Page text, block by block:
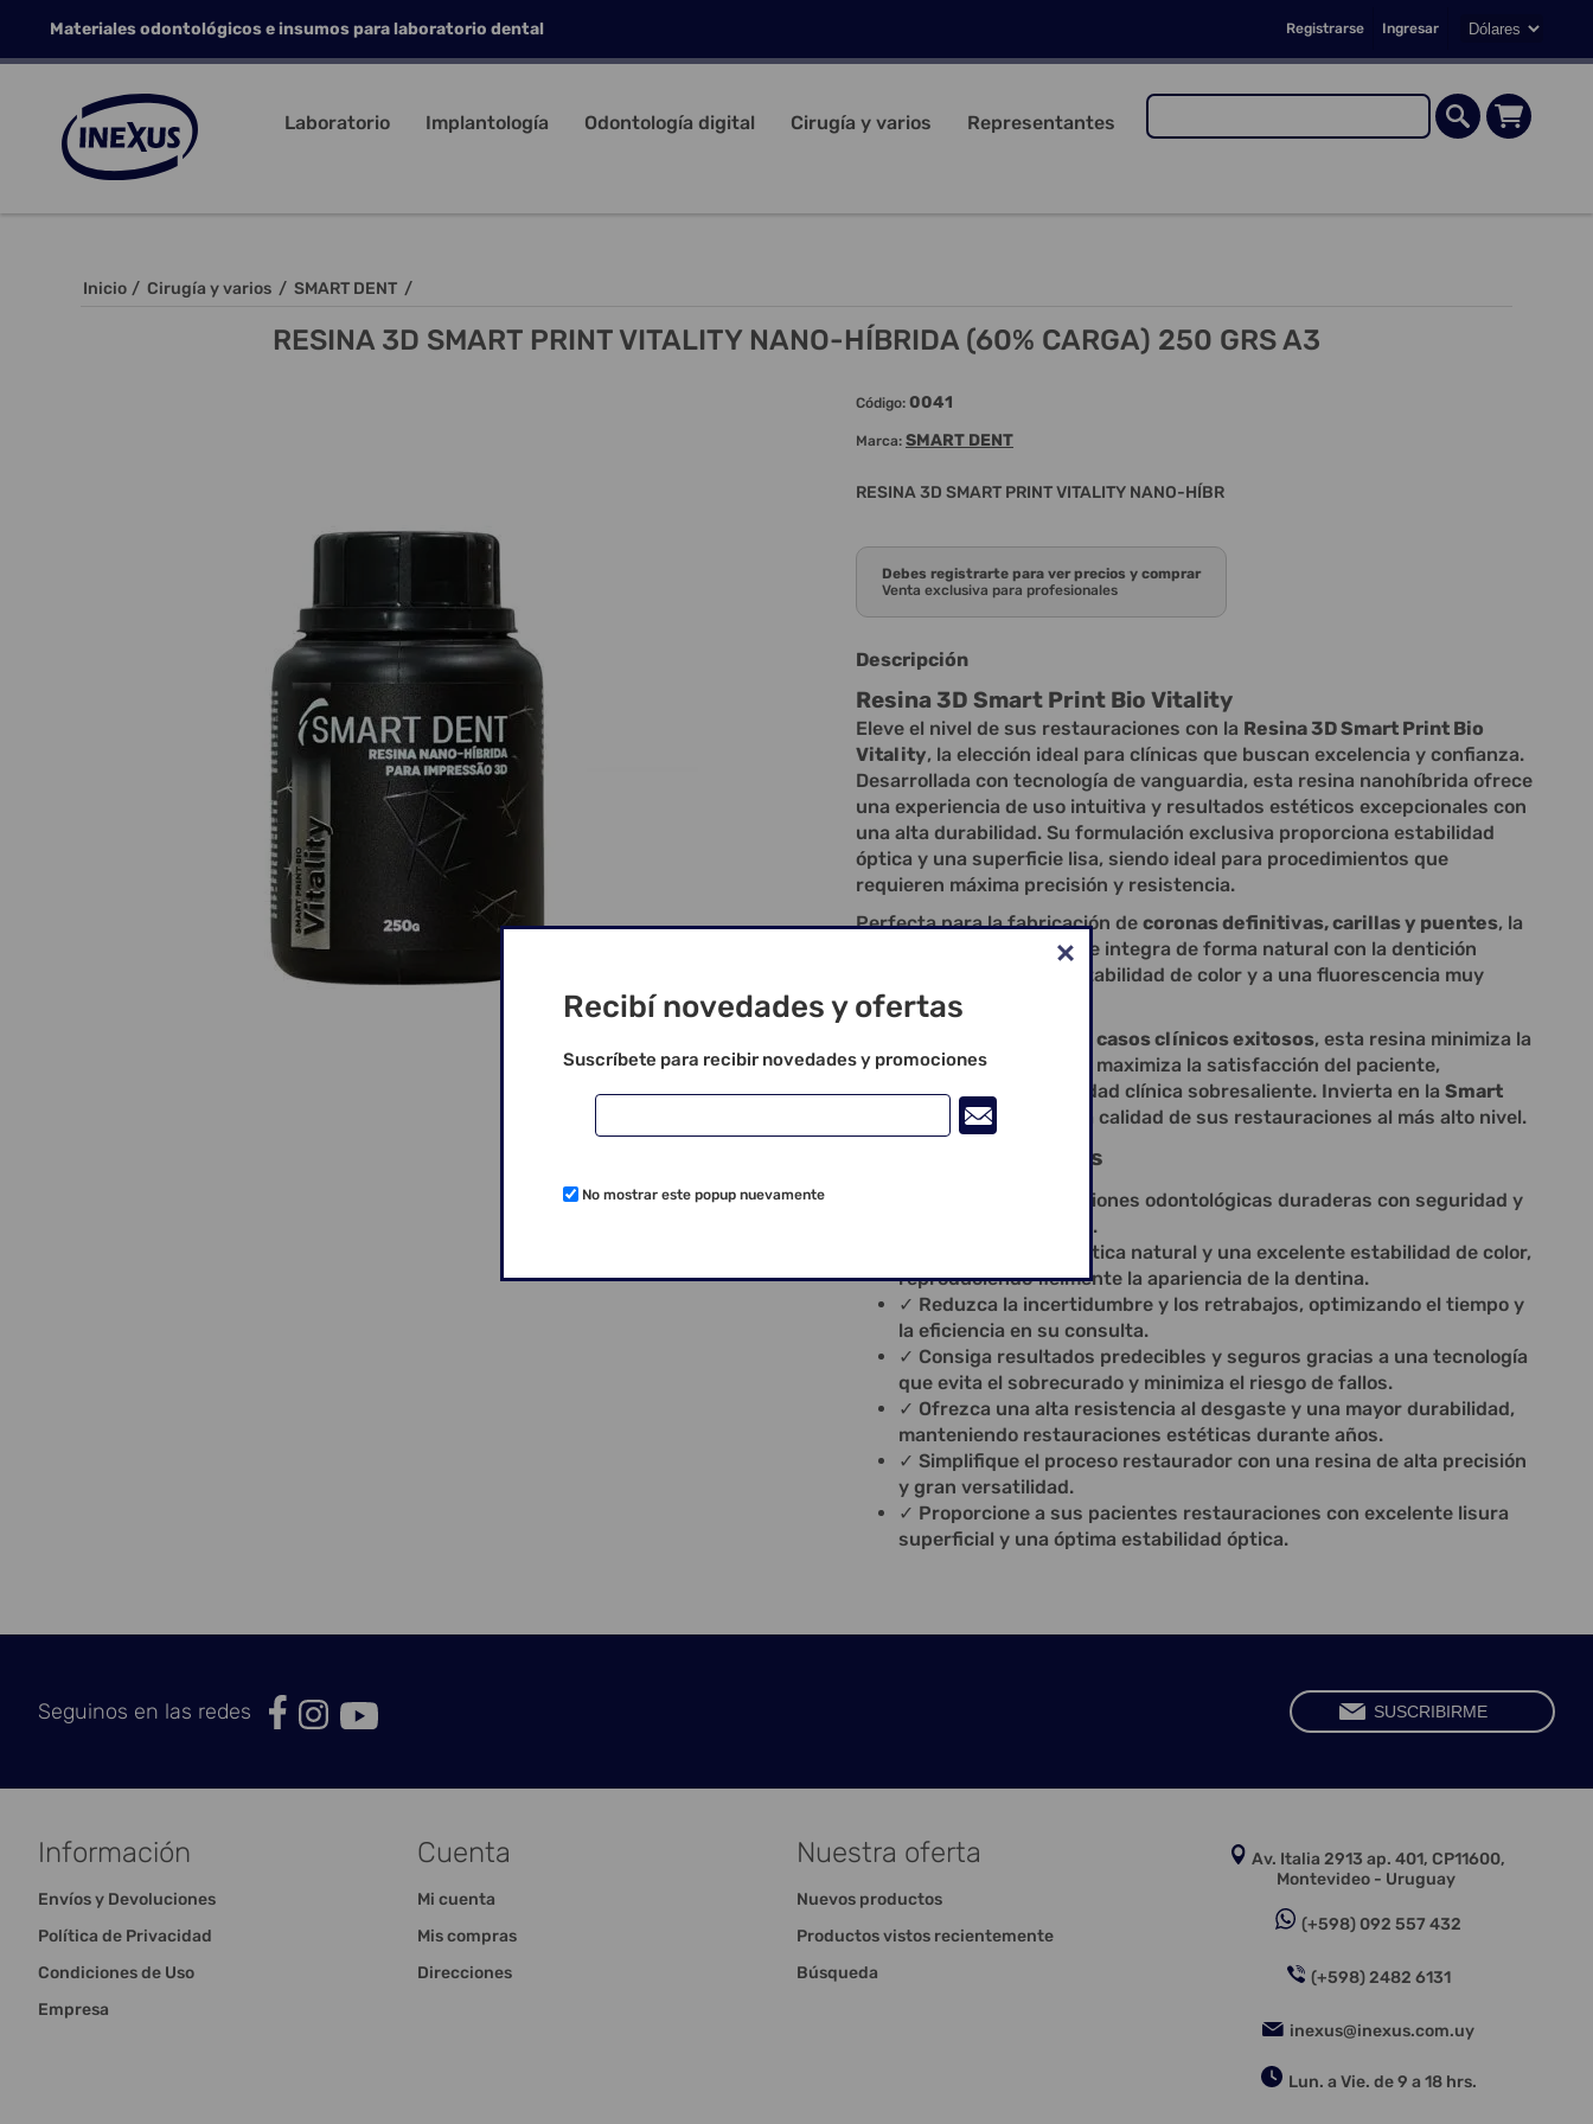
Registrarse Ingresar
Materiales odontológicos e insumos para laboratorio dental
Laboratorio Implantología Odontología digital Cirugía y varios Representantes
Inicio / Cirugía y varios / SMART DENT /
RESINA 3D SMART PRINT VITALITY NANO-HÍBRIDA (60% CARGA) 250 GRS A3
Código: 0041
Marca: SMART DENT
RESINA 3D SMART PRINT VITALITY NANO-HÍBR
Debes registrarte para ver precios y comprar
Venta exclusiva para profesionales
Descripción
Resina 3D Smart Print Bio Vitality
Eleve el nivel de sus restauraciones con la Resina 3D Smart Print Bio
Vitality, la elección ideal para clínicas que buscan excelencia y confianza.
Desarrollada con tecnología de vanguardia, esta resina nanohíbrida ofrece
una experiencia de uso intuitiva y resultados estéticos excepcionales con
una alta durabilidad. Su formulación exclusiva proporciona estabilidad
óptica y una superficie lisa, siendo ideal para procedimientos que
requieren máxima precisión y resistencia.
Perfecta para la fabricación de coronas definitivas, carillas y puentes, la
Smart Print Bio Vitality se integra de forma natural con la dentición
gracias a su excelente estabilidad de color y a una fluorescencia muy
similar a la de la dentina.
cinco años de casos clínicos exitosos, esta resina minimiza la
necesidad de retrabajos y maximiza la satisfacción del paciente,
ofreciendo una previsibilidad clínica sobresaliente. Invierta en la Smart
Print Bio Vitality
y lleve la calidad de sus restauraciones al más alto nivel.
Principales beneficios
✓ Obtenga restauraciones odontológicas duraderas con seguridad y
calidad comprobadas.
✓ Garantice una estética natural y una excelente estabilidad de color,
reproduciendo fielmente la apariencia de la dentina.
✓ Reduzca la incertidumbre y los retrabajos, optimizando el tiempo y
la eficiencia en su consulta.
✓ Consiga resultados predecibles y seguros gracias a una tecnología
que evita el sobrecurado y minimiza el riesgo de fallos.
✓ Ofrezca una alta resistencia al desgaste y una mayor durabilidad,
manteniendo restauraciones estéticas durante años.
✓ Simplifique el proceso restaurador con una resina de alta precisión
y gran versatilidad.
✓ Proporcione a sus pacientes restauraciones con excelente lisura
superficial y una óptima estabilidad óptica.
Seguinos en las redes
Información
Envíos y Devoluciones
Política de Privacidad
Condiciones de Uso
Empresa
Cuenta
Mi cuenta
Mis compras
Direcciones
Nuestra oferta
Nuevos productos
Productos vistos recientemente
Búsqueda
Av. Italia 2913 ap. 401, CP11600,
Montevideo - Uruguay
(+598) 092 557 432
(+598) 2482 6131
inexus@inexus.com.uy
Lun. a Vie. de 9 a 18 hrs.
Recibí novedades y ofertas
Suscríbete para recibir novedades y promociones
No mostrar este popup nuevamente